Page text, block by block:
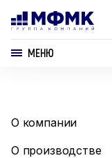
МЕНЮ
О компании
О производстве